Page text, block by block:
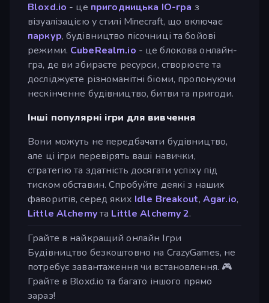
Bloxd.io - це пригодницька IO-гра з
візуалізацією у стилі Minecraft, що включає
паркур, будівництво пісочниці та бойові
режими. CubeRealm.io - це блокова онлайн-
гра, де ви збираєте ресурси, створюєте та
досліджуєте різноманітні біоми, пропонуючи
нескінченне будівництво, битви та пригоди.
Інші популярні ігри для вивчення
Вони можуть не передбачати будівництво,
але ці ігри перевірять ваші навички,
стратегію та здатність досягати успіху під
тиском обставин. Спробуйте деякі з наших
фаворитів, серед яких Idle Breakout, Agar.io,
Little Alchemyта Little Alchemy 2.
Грайте в найкращий онлайн Ігри
Будівництво безкоштовно на CrazyGames, не
потребує завантаження чи встановлення. 🎮
Грайте в Bloxd.io та багато іншого прямо
зараз!